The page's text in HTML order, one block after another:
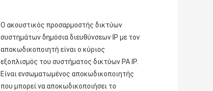
Ο ακουστικός προσαρμοστής δικτύων
συστημάτων δημόσια διευθύνσεων IP με τον
αποκωδικοποιητή είναι ο κύριος
εξοπλισμός του συστήματος δικτύων PA IP.
Είναι ενσωματωμένος αποκωδικοποιητής
που μπορεί να αποκωδικοποιήσει το